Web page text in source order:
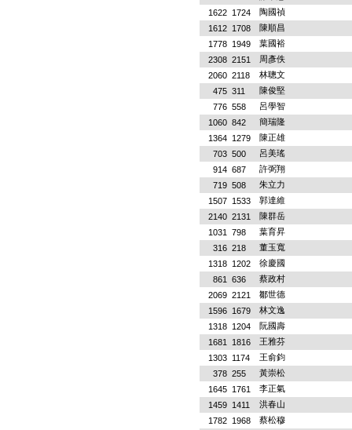
1622
1724
陶國禎
1612
1708
陳順昌
1778
1949
葉國裕
2308 2151
周彥佚
2060 2118
林聰文
475 311
陳俊堅
776 558
呂學智
1060 842
簡瑞隆
1364
1279
陳正雄
703 500
呂美瑤
914 687
許弼翔
719 508
朱立力
1507
1533
郭達維
2140 2131
陳群岳
1031
798
葉育昇
316 218
董玉寬
1318
1202
徐慶國
861
636
蔡政村
2069 2121
鄒世德
1596
1679
林文逸
1318
1204
阮國壽
1681
1816
王雅芬
1303
1174
王俞鈞
378 255
黃崇松
1645
1761
李正氣
1459
1411
洪春山
1782
1968
蔡松穆